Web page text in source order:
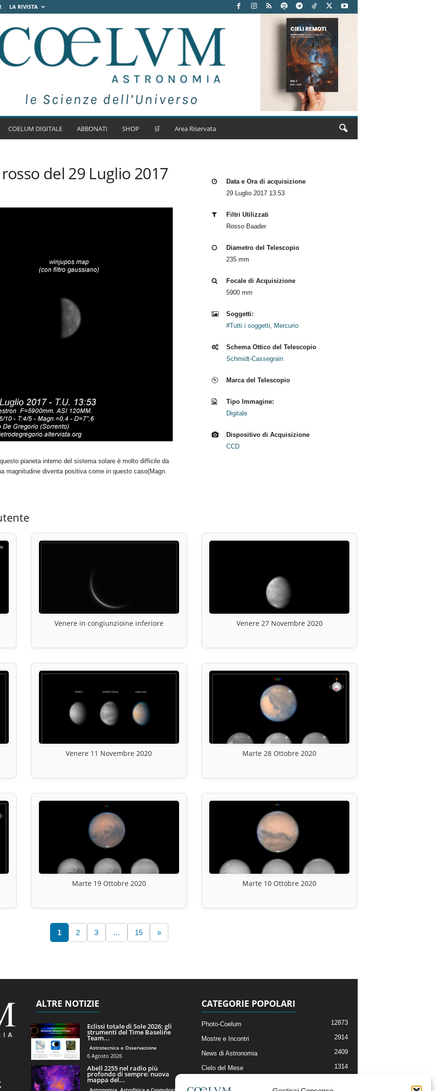
LA RIVISTA
COELUM DIGITALE ABBONATI SHOP 🛒 Area Riservata
del 29 Luglio 2017
pianeta interno del sistema solare è molto difficile da
magnitudine diventa positiva come in questo caso(Magn.
Data e Ora di acquisizione
29 Luglio 2017 13:53
Filtri Utilizzati
Rosso Baader
Diametro del Telescopio
235 mm
Focale di Acquisizione
5900 mm
Soggetti:
#Tutti i soggetti, Mercurio
Schema Ottico del Telescopio
Schmidt-Cassegrain
Marca del Telescopio
Tipo Immagine:
Digitale
Dispositivo di Acquisizione
CCD
Venere in congiunzioine inferiore Venere 27 Novembre 2020
Venere 11 Novembre 2020 Marte 28 Ottobre 2020
Marte 19 Ottobre 2020 Marte 10 Ottobre 2020
1 2 3 … 15 »
ALTRE NOTIZIE
Eclissi totale di Sole 2026: gli
strumenti del Time Baseline
Team...
Astrotecnica e Osservazione
6 Agosto 2026
Abell 2255 nel radio più
profondo di sempre: nuova
mappa del...
Astronomia, Astrofisica e Cosmologia
CATEGORIE POPOLARI
Photo-Coelum 12873
Mostre e Incontri 2914
News di Astronomia 2409
Cielo del Mese 1314